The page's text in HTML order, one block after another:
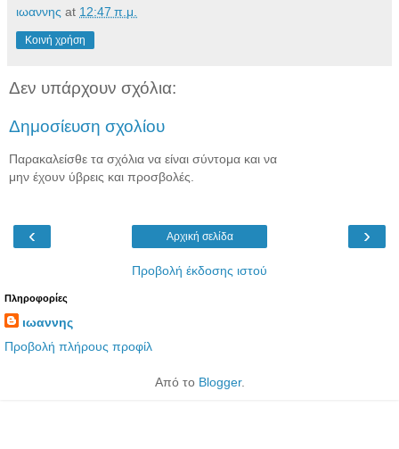
ιωαννης at 12:47 π.μ.
Κοινή χρήση
Δεν υπάρχουν σχόλια:
Δημοσίευση σχολίου
Παρακαλείσθε τα σχόλια να είναι σύντομα και να
μην έχουν ύβρεις και προσβολές.
‹ ›
Αρχική σελίδα
Προβολή έκδοσης ιστού
Πληροφορίες
ιωαννης
Προβολή πλήρους προφίλ
Από το Blogger.